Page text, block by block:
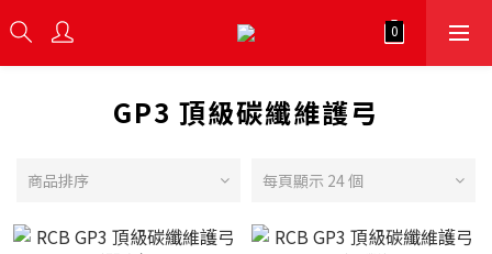
GP3 頂級碳纖維護弓
商品排序 每頁顯示 24 個